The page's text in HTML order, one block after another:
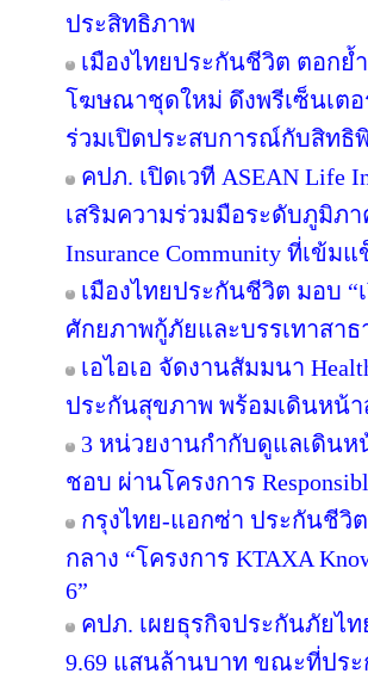
ประสิทธิภาพ
เมืองไทยประกันชีวิต ตอกย้
โฆษณาชุดใหม่ ดึงพรีเซ็นเต
ร่วมเปิดประสบการณ์กับสิทธิ
คปภ. เปิดเวที ASEAN Life
เสริมความร่วมมือระดับภูมิภ
Insurance Community ที่เข้มแ
เมืองไทยประกันชีวิต มอบ “
ศักยภาพกู้ภัยและบรรเทาสา
เอไอเอ จัดงานสัมมนา
ประกันสุขภาพ พร้อมเดินหน้
3 หน่วยงานกำกับดูแลเดิน
ชอบ ผ่านโครงการ
กรุงไทย-แอกซ่า ประกันชีวิ
กลาง “โครงการ KTAXA
6”
คปภ. เผยธุรกิจประกันภัยไท
9.69 แสนล้านบาท ขณะที่ปร